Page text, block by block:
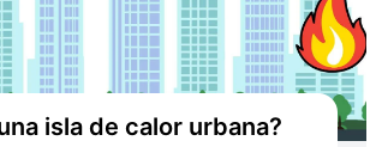
isla de calor urbana?